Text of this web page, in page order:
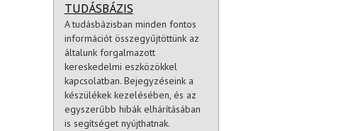
TUDÁSBÁZIS
A tudásbázisban minden fontos
információt összegyűjtöttünk az
általunk forgalmazott
kereskedelmi eszközökkel
kapcsolatban. Bejegyzéseink a
készülékek kezelésében, és az
egyszerűbb hibák elhárításában
is segítséget nyújthatnak.